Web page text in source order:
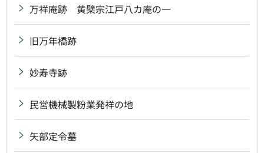
万祥庵跡 黄檗宗江戸八カ庵の一
旧万年橋跡
妙寿寺跡
民営機械製粉業発祥の地
矢部定令墓